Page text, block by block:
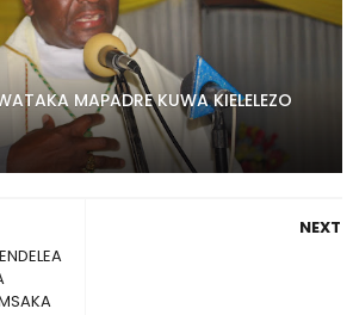
MAPADRE KUWA KIELELEZO
NEXT